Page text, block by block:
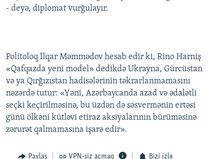
- deyə, diplomat vurğulayır.
Politoloq İlqar Məmmədov hesab edir ki, Rino Harniş
«Qafqazda yeni model» dedikdə Ukrayna, Gürcüstan
və ya Qırğızıstan hadisələrinin təkrarlanmamasını
nəzərdə tutur: «Yəni, Azərbaycanda azad və ədalətli
seçki keçirilməsinə, bu üzdən də səsvermənin ertəsi
günü ölkəni kütləvi etiraz aksiyalarının bürüməsinə
zərurət qalmamasına işarə edir».
Paylaş VPN-siz açmaq Bizi izlə